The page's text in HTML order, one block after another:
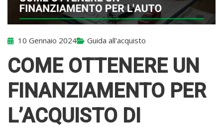
10 Gennaio 2024 Guida all'acquisto
COME OTTENERE UN
FINANZIAMENTO PER
L’ACQUISTO DI